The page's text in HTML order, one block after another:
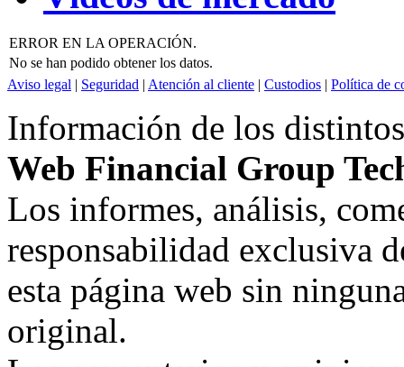
ERROR EN LA OPERACIÓN.
No se han podido obtener los datos.
Aviso legal | Seguridad | Atención al cliente | Custodios | Política de
Información de los
Web Financial Group
Los informes, análisis,
responsabilidad exclusiva
esta página web sin
original.